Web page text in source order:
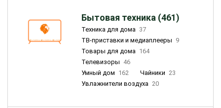
Бытовая техника (461)
Техника для дома 37
ТВ-приставки и медиаплееры 9
Товары для дома 164
Телевизоры 46
Умный дом 162 Чайники 23
Увлажнители воздуха 20